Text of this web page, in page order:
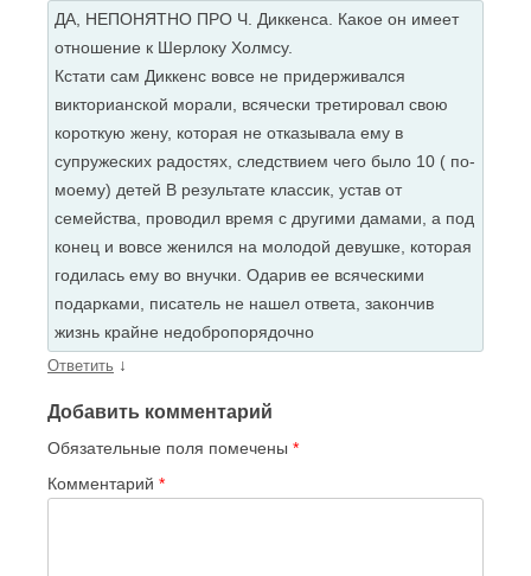
ДА, НЕПОНЯТНО ПРО Ч. Диккенса. Какое он имеет
отношение к Шерлоку Холмсу.
Кстати сам Диккенс вовсе не придерживался
викторианской морали, всячески третировал свою
короткую жену, которая не отказывала ему в
супружеских радостях, следствием чего было 10 ( по-
моему) детей В результате классик, устав от
семейства, проводил время с другими дамами, а под
конец и вовсе женился на молодой девушке, которая
годилась ему во внучки. Одарив ее всяческими
подарками, писатель не нашел ответа, закончив
жизнь крайне недобропорядочно
Ответить ↓
Добавить комментарий
Обязательные поля помечены *
Комментарий *